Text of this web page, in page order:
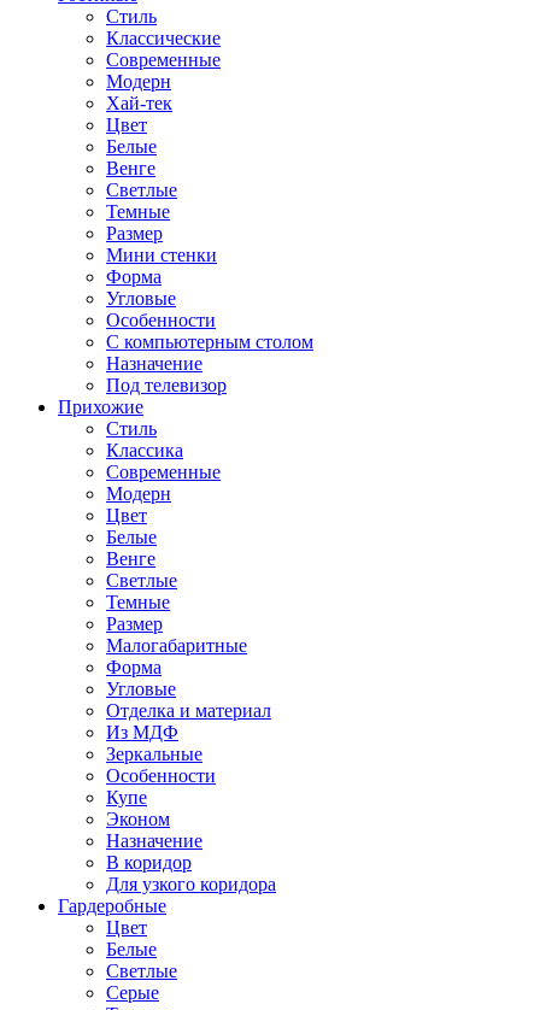
Стиль
Классические
Современные
Модерн
Хай-тек
Цвет
Белые
Венге
Светлые
Темные
Размер
Мини стенки
Форма
Угловые
Особенности
С компьютерным столом
Назначение
Под телевизор
Прихожие
Стиль
Классика
Современные
Модерн
Цвет
Белые
Венге
Светлые
Темные
Размер
Малогабаритные
Форма
Угловые
Отделка и материал
Из МДФ
Зеркальные
Особенности
Купе
Эконом
Назначение
В коридор
Для узкого коридора
Гардеробные
Цвет
Белые
Светлые
Серые